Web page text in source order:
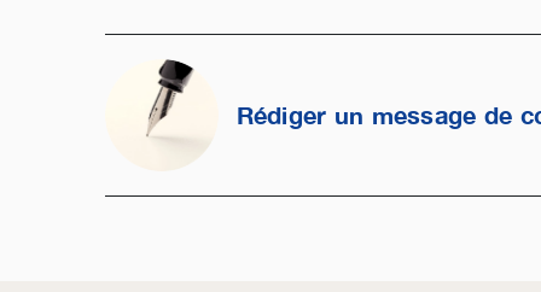
Rédiger un message de